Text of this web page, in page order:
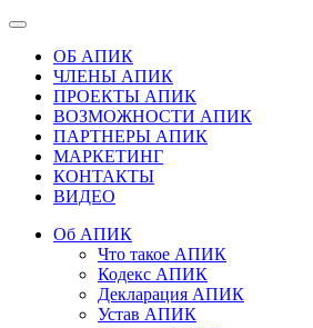
ОБ АПИК
ЧЛЕНЫ АПИК
ПРОЕКТЫ АПИК
ВОЗМОЖНОСТИ АПИК
ПАРТНЕРЫ АПИК
МАРКЕТИНГ
КОНТАКТЫ
ВИДЕО
Об АПИК
Что такое АПИК
Кодекс АПИК
Декларация АПИК
Устав АПИК